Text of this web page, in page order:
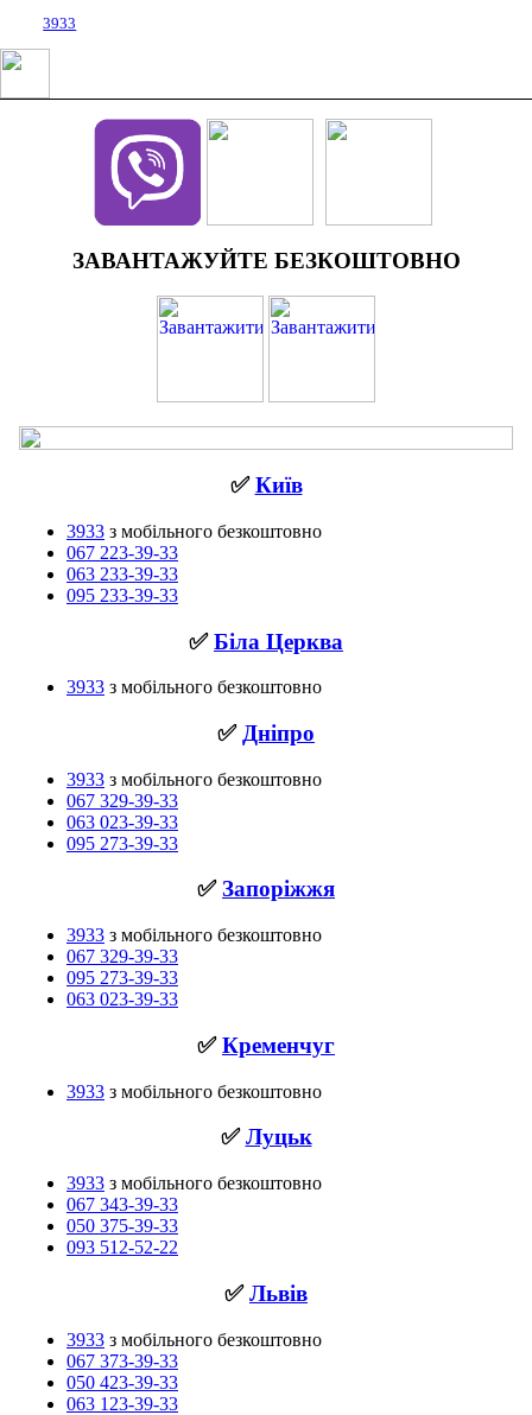
3933
ЗАВАНТАЖУЙТЕ БЕЗКОШТОВНО
✅Київ
3933 з мобільного безкоштовно
067 223-39-33
063 233-39-33
095 233-39-33
✅Біла Церква
3933 з мобільного безкоштовно
✅ Дніпро
3933 з мобільного безкоштовно
067 329-39-33
063 023-39-33
095 273-39-33
✅Запоріжжя
3933 з мобільного безкоштовно
067 329-39-33
095 273-39-33
063 023-39-33
✅Кременчуг
3933 з мобільного безкоштовно
✅Луцьк
3933 з мобільного безкоштовно
067 343-39-33
050 375-39-33
093 512-52-22
✅Львів
3933 з мобільного безкоштовно
067 373-39-33
050 423-39-33
063 123-39-33